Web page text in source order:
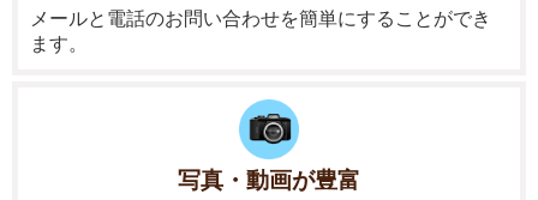
メールと電話のお問い合わせを簡単にすることができ
ます。
写真・動画が豊富